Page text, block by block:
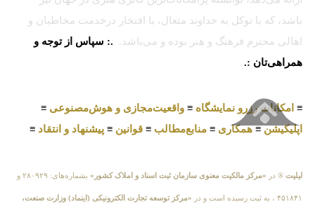
باشد، که با توکل به خداوند متعال، با افتخار درخدمت مخاطبان و
اهالی محترم فرهنگ و هنر بوده و می‌باشد. .: سپاس از توجه و
همراهی‌تان :.
≡ امکانات رزرو نمایشگاه ≡ واقعیت‌مجازی و هوش‌مصنوعی ≡
اپلیکیشن≡همکاری ≡ منابع‌مطالب ≡ قوانین ≡ پیشنهاد و انتقاد ≡
لیلیت ® در «مرکز مالکیت معنوی سازمان ثبت اسناد و املاک کشور» بشماره‌های: ۲۸۰۹۲۹ و
۴۵۱۸۴۱ ، به ثبت رسیده است و در «مرکز توسعه تجارت الکترونیکی (اینماد) وزارت صنعت،